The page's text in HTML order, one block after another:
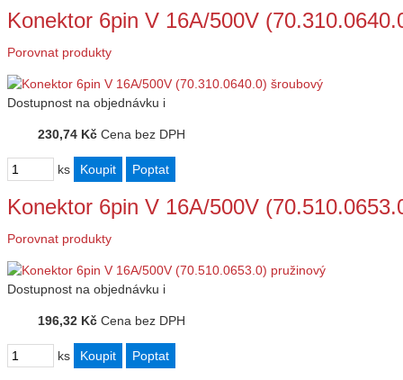
Konektor 6pin V 16A/500V
Porovnat produkty
Dostupnost na objednávku i
230,74 Kč Cena bez DPH
ks
Konektor 6pin V 16A/500V
Porovnat produkty
Dostupnost na objednávku i
196,32 Kč Cena bez DPH
ks